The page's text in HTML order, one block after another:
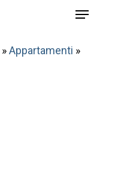
Menu
»Appartamenti »